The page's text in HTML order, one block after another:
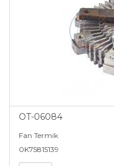
OT-06084
Fan Termik
0K75815139